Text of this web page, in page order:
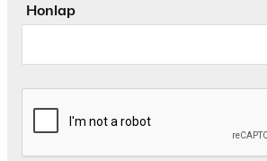
Honlap